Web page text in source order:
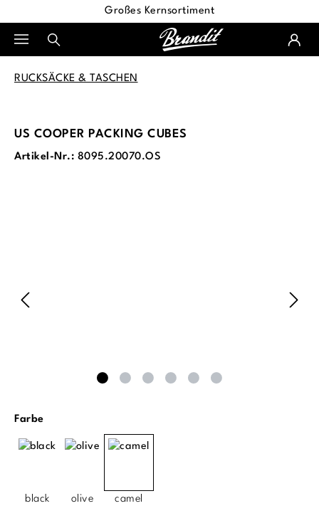
Großes Kernsortiment
RUCKSÄCKE & TASCHEN
US COOPER PACKING CUBES
Artikel-Nr.: 8095.20070.OS
Farbeauswählen
black olive camel